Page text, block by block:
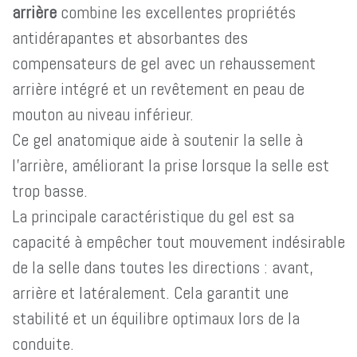
arrière combine les excellentes propriétés
antidérapantes et absorbantes des
compensateurs de gel avec un rehaussement
arrière intégré et un revêtement en peau de
mouton au niveau inférieur.
Ce gel anatomique aide à soutenir la selle à
l’arrière, améliorant la prise lorsque la selle est
trop basse.
La principale caractéristique du gel est sa
capacité à empêcher tout mouvement indésirable
de la selle dans toutes les directions : avant,
arrière et latéralement. Cela garantit une
stabilité et un équilibre optimaux lors de la
conduite.